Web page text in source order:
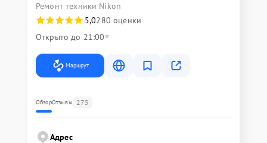
Ремонт техники Nikon
5,0280 оценки
Открыто до 21:00
Маршрут
ОбзорОтзывы 275
Адрес